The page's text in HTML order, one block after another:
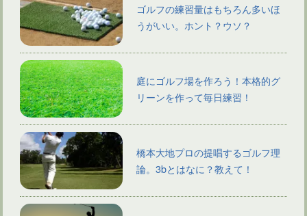
ゴルフの練習量はもちろん多いほ
うがいい。ホント？ウソ？
庭にゴルフ場を作ろう！本格的グ
リーンを作って毎日練習！
橋本大地プロの提唱するゴルフ理
論。3bとはなに？教えて！